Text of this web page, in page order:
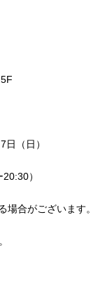
（日）
）
合がございます。